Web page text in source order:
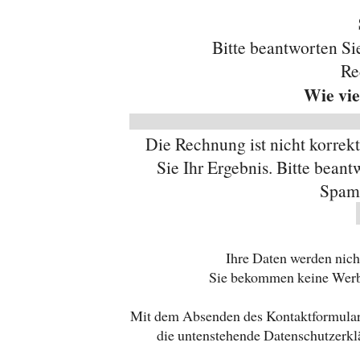
Bitte beantworten
Wie
Die Rechnung ist nicht
Sie Ihr Ergebnis. Bitte
Ihre Daten werden
Sie bekommen keine
Mit dem Absenden des
die untenstehende